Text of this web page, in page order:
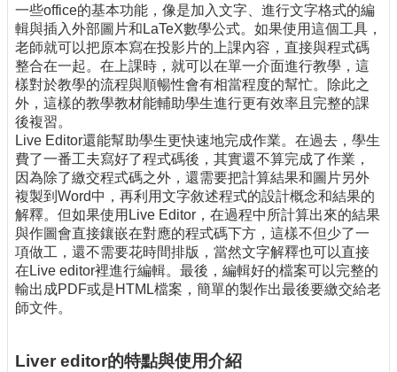
技
術
論
壇
產
業
專
欄
一些office的基本功能，像是加入文字、進行文字格式的編
輯與插入外部圖片和LaTeX數學公式。如果使用這個工具，
老師就可以把原本寫在投影片的上課內容，直接與程式碼
整合在一起。在上課時，就可以在單一介面進行教學，這
樣對於教學的流程與順暢性會有相當程度的幫忙。除此之
外，這樣的教學教材能輔助學生進行更有效率且完整的課
後複習。
Live Editor還能幫助學生更快速地完成作業。在過去，學生
費了一番工夫寫好了程式碼後，其實還不算完成了作業，
因為除了繳交程式碼之外，還需要把計算結果和圖片另外
複製到Word中，再利用文字敘述程式的設計概念和結果的
解釋。但如果使用Live Editor，在過程中所計算出來的結果
與作圖會直接鑲嵌在對應的程式碼下方，這樣不但少了一
項做工，還不需要花時間排版，當然文字解釋也可以直接
在Live editor裡進行編輯。最後，編輯好的檔案可以完整的
輸出成PDF或是HTML檔案，簡單的製作出最後要繳交給老
師文件。
Liver editor的特點與使用介紹